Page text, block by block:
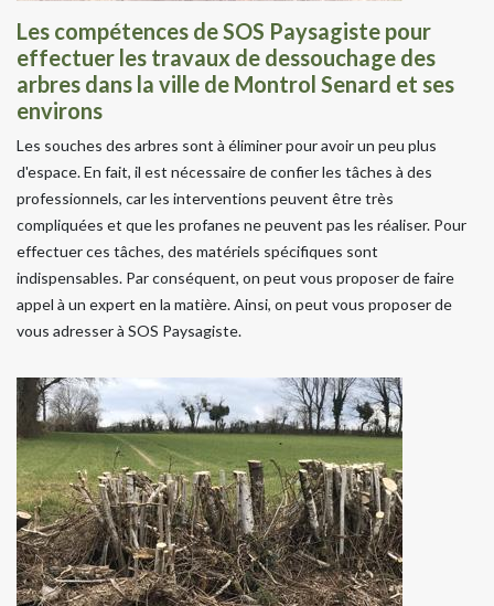
Les compétences de SOS Paysagiste pour
effectuer les travaux de dessouchage des
arbres dans la ville de Montrol Senard et ses
environs
Les souches des arbres sont à éliminer pour avoir un peu plus
d'espace. En fait, il est nécessaire de confier les tâches à des
professionnels, car les interventions peuvent être très
compliquées et que les profanes ne peuvent pas les réaliser. Pour
effectuer ces tâches, des matériels spécifiques sont
indispensables. Par conséquent, on peut vous proposer de faire
appel à un expert en la matière. Ainsi, on peut vous proposer de
vous adresser à SOS Paysagiste.